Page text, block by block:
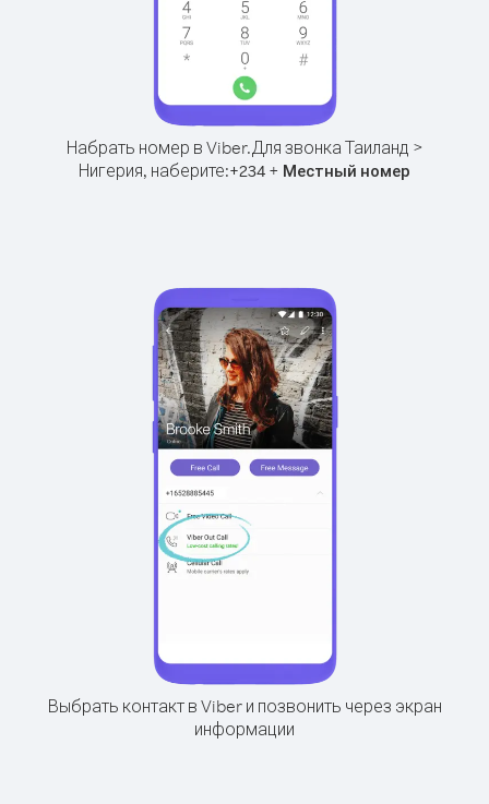
Набрать номер в Viber.Для звонка Таиланд >
Нигерия, наберите:+234 + Местный номер
Выбрать контакт в Viber и позвонить через экран
информации